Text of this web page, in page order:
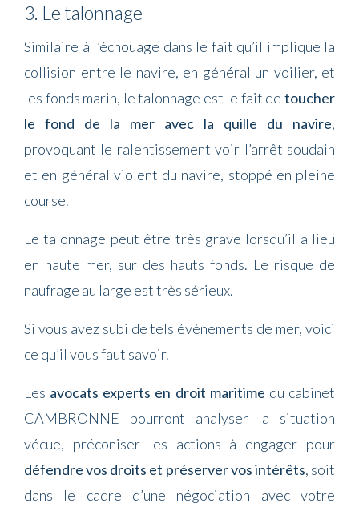
3. Le talonnage
Similaire à l’échouage dans le fait qu’il implique la
collision entre le navire, en général un voilier, et
les fonds marin, le talonnage est le fait de toucher
le fond de la mer avec la quille du navire,
provoquant le ralentissement voir l’arrêt soudain
et en général violent du navire, stoppé en pleine
course.
Le talonnage peut être très grave lorsqu’il a lieu
en haute mer, sur des hauts fonds. Le risque de
naufrage au large est très sérieux.
Si vous avez subi de tels évènements de mer, voici
ce qu’il vous faut savoir.
Les avocats experts en droit maritime du cabinet
CAMBRONNE pourront analyser la situation
vécue, préconiser les actions à engager pour
défendre vos droits et préserver vos intérêts, soit
dans le cadre d’une négociation avec votre